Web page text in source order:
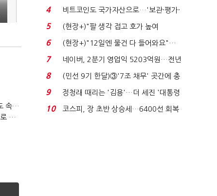
티빙 첫 분기 흑자…"2031년까지 KBO 독점, 웨이브 합병도 속도"
박윤영 KT 대표, AIDC 현장경영…"AX 플랫폼 핵심 인프라로 키운다"
지에 상한가...
4
비트코인도 국가자산으로…'보관·평가·
처분' 기준은 ...
5
(현장+)"팔 생각 접고 호가 높여
요"…'덜 똘똘한 한 채' 20...
6
(현장+)"12일엔 물건 다 들어와요"…
빈 매대 채우며 문 연 ...
7
네이버, 2분기 영업익 5203억원…전년
비 0.2% 감소...
8
(민선 9기 한달)③'7조 채무' 곳간에 충
격…추미애, 20년...
9
정청래 때리는 '김용'…더 세진 '대통령
최측근' 입...
10
코스피, 장 초반 상승세…6400선 회복